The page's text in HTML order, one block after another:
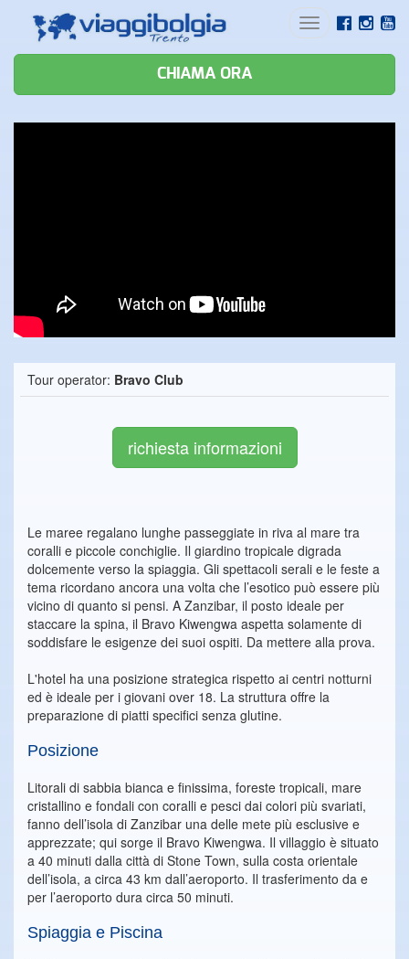
Toggle
CHIAMA ORA
Tour operator: Bravo Club
richiesta informazioni
Le maree regalano lunghe passeggiate in riva al mare tra
coralli e piccole conchiglie. Il giardino tropicale digrada
dolcemente verso la spiaggia. Gli spettacoli serali e le feste a
tema ricordano ancora una volta che l’esotico può essere più
vicino di quanto si pensi. A Zanzibar, il posto ideale per
staccare la spina, il Bravo Kiwengwa aspetta solamente di
soddisfare le esigenze dei suoi ospiti. Da mettere alla prova.
L'hotel ha una posizione strategica rispetto ai centri notturni
ed è ideale per i giovani over 18. La struttura offre la
preparazione di piatti specifici senza glutine.
Posizione
Litorali di sabbia bianca e finissima, foreste tropicali, mare
cristallino e fondali con coralli e pesci dai colori più svariati,
fanno dell’isola di Zanzibar una delle mete più esclusive e
apprezzate; qui sorge il Bravo Kiwengwa. Il villaggio è situato
a 40 minuti dalla città di Stone Town, sulla costa orientale
dell’isola, a circa 43 km dall’aeroporto. Il trasferimento da e
per l’aeroporto dura circa 50 minuti.
Spiaggia e Piscina